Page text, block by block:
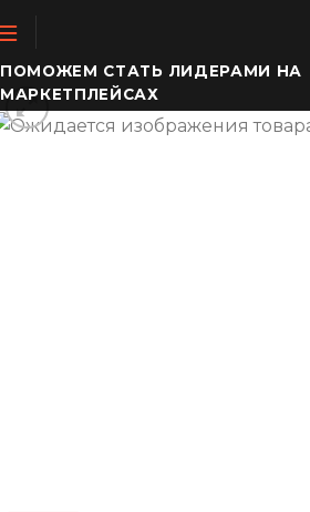
ПОМОЖЕМ СТАТЬ ЛИДЕРАМИ НА
МАРКЕТПЛЕЙСАХ